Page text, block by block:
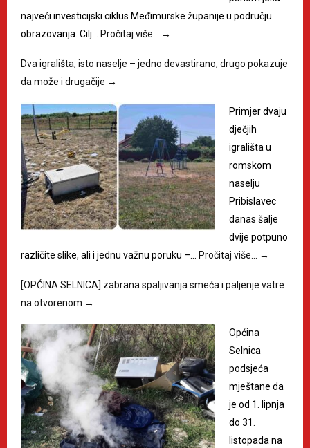
najveći investicijski ciklus Međimurske županije u području
obrazovanja. Cilj…
Pročitaj više… →
Dva igrališta, isto naselje – jedno devastirano, drugo pokazuje
da može i drugačije →
Primjer dvaju
dječjih
igrališta u
romskom
naselju
Pribislavec
danas šalje
dvije potpuno
različite slike, ali i jednu važnu poruku –…
Pročitaj više… →
[OPĆINA SELNICA] zabrana spaljivanja smeća i paljenje vatre
na otvorenom →
Općina
Selnica
podsjeća
mještane da
je od 1. lipnja
do 31.
listopada na